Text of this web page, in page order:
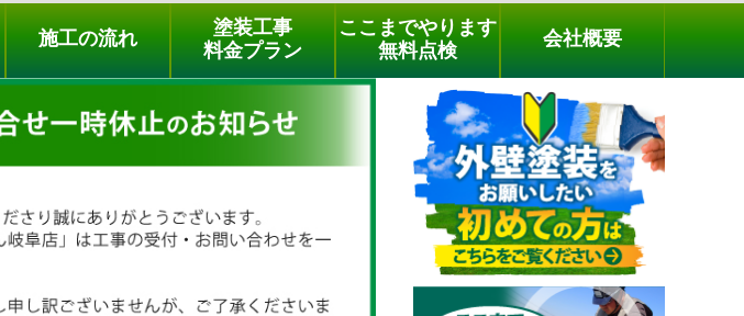
無料点検
電話でのご相談
[9時～18時まで受付中]
phone03-3779-1505
施工の流れ
塗装工事
料金プラン
ここまでやります
無料点検
会社概要